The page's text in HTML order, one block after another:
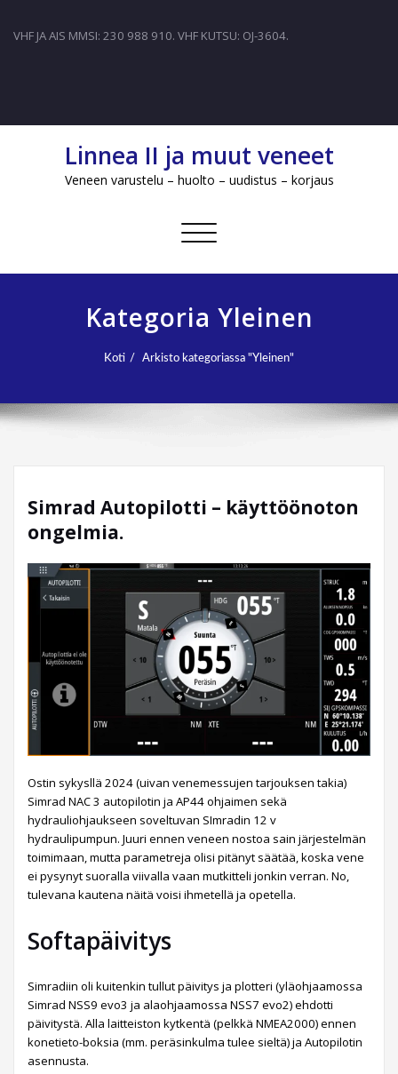
VHF JA AIS MMSI: 230 988 910. VHF KUTSU: OJ-3604.
Linnea II ja muut veneet
Veneen varustelu – huolto – uudistus – korjaus
Avaa/sulje
Kategoria Yleinen
Koti Arkisto kategoriassa "Yleinen"
Simrad Autopilotti – käyttöönoton
ongelmia.
Ostin sykysllä 2024 (uivan venemessujen tarjouksen takia)
Simrad NAC 3 autopilotin ja AP44 ohjaimen sekä
hydrauliohjaukseen soveltuvan SImradin 12 v
hydraulipumpun. Juuri ennen veneen nostoa sain järjestelmän
toimimaan, mutta parametreja olisi pitänyt säätää, koska vene
ei pysynyt suoralla viivalla vaan mutkitteli jonkin verran. No,
tulevana kautena näitä voisi ihmetellä ja opetella.
Softapäivitys
Simradiin oli kuitenkin tullut päivitys ja plotteri (yläohjaamossa
Simrad NSS9 evo3 ja alaohjaamossa NSS7 evo2) ehdotti
päivitystä. Alla laitteiston kytkentä (pelkkä NMEA2000) ennen
konetieto-boksia (mm. peräsinkulma tulee sieltä) ja Autopilotin
asennusta.